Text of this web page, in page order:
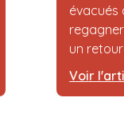
évacués
un
Voir